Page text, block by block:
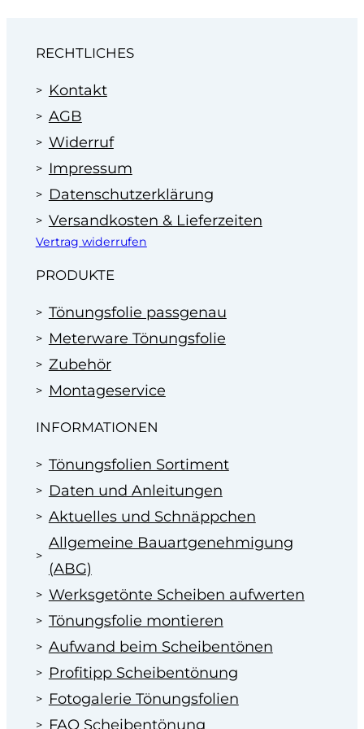
Profitieren Sie von unserer Erfahrung
Autohäusern seit 1995.
RECHTLICHES
Kontakt
AGB
Widerruf
Impressum
Datenschutzerklärung
Versandkosten & Lieferzeiten
Vertrag widerrufen
PRODUKTE
Tönungsfolie passgenau
Meterware Tönungsfolie
Zubehör
Montageservice
INFORMATIONEN
Tönungsfolien Sortiment
Daten und Anleitungen
Aktuelles und Schnäppchen
Allgemeine Bauartgenehmigung
(ABG)
Werksgetönte Scheiben aufwerten
Tönungsfolie montieren
Aufwand beim Scheibentönen
Profitipp Scheibentönung
Fotogalerie Tönungsfolien
FAQ Scheibentönung